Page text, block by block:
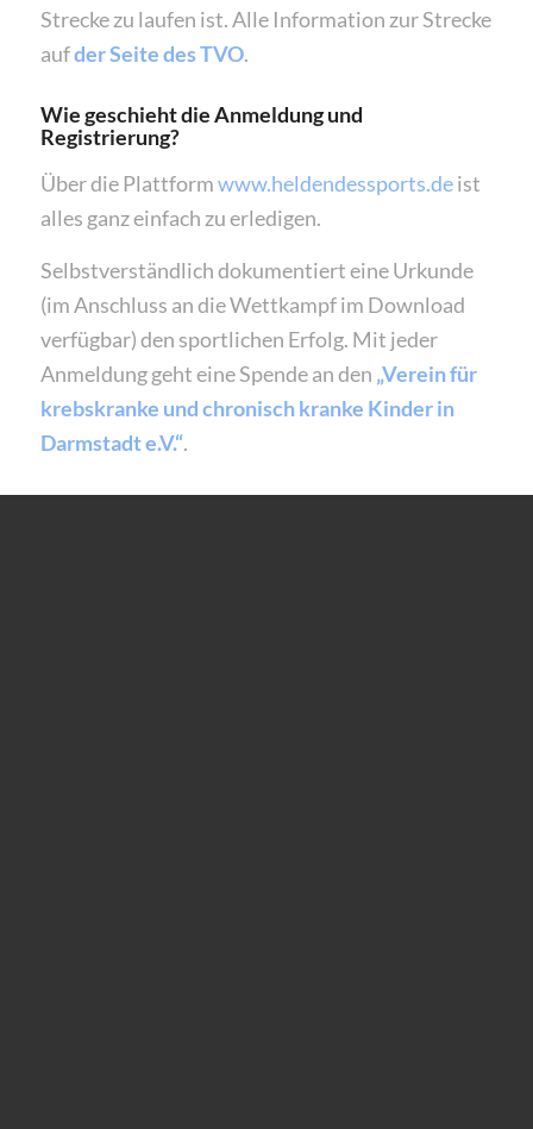
Strecke zu laufen ist. Alle Information zur Strecke
aufder Seite des TVO.
Wie geschieht die Anmeldung und
Registrierung?
Über die Plattformwww.heldendessports.deist
alles ganz einfach zu erledigen.
Selbstverständlich dokumentiert eine Urkunde
(im Anschluss an die Wettkampf im Download
verfügbar) den sportlichen Erfolg. Mit jeder
Anmeldung geht eine Spende an den „Verein für
krebskranke und chronisch kranke Kinder in
Darmstadt e.V.“.
20 kostenlose Startplätze von OPTIMUM